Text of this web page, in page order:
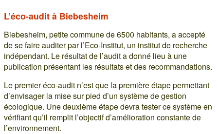
L’éco-audit à Biebesheim
Biebesheim, petite commune de 6500 habitants, a accepté
de se faire auditer par l’Eco-Institut, un institut de recherche
indépendant. Le résultat de l’audit a donné lieu à une
publication présentant les résultats et des recommandations.
Le premier éco-audit n’est que la première étape permettant
d’envisager la mise sur pied d’un système de gestion
écologique. Une deuxième étape devra tester ce système en
vérifiant qu’il remplit l’objectif d’amélioration constante de
l’environnement.